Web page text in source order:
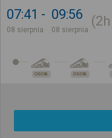
07:41
08 sierpnia
09:56
08 sierpnia
2h
OSOB. OSOB.